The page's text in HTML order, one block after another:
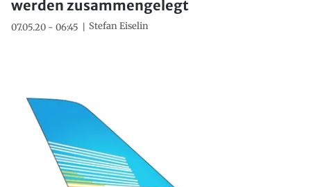
werden zusammengelegt
07.05.20 - 06:45 Stefan Eiselin